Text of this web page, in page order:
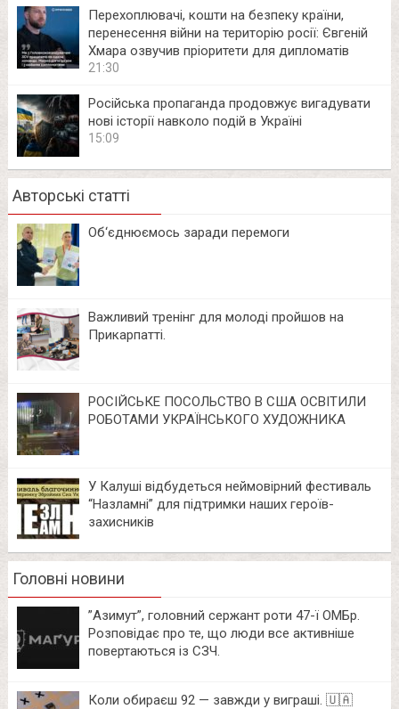
Перехоплювачі, кошти на безпеку країни,
перенесення війни на територію росії: Євгеній
Хмара озвучив пріоритети для дипломатів
21:30
Російська пропаганда продовжує вигадувати
нові історії навколо подій в Україні
15:09
Авторські статті
Об‘єднюємось заради перемоги
Важливий тренінг для молоді пройшов на
Прикарпатті.
РОСІЙСЬКЕ ПОСОЛЬСТВО В США ОСВІТИЛИ
РОБОТАМИ УКРАЇНСЬКОГО ХУДОЖНИКА
У Калуші відбудеться неймовірний фестиваль
“Назламні” для підтримки наших героїв-
захисників
Головні новини
⁨”Азимут”, головний сержант роти 47-ї ОМБр.
Розповідає про те, що люди все активніше
повертаються із СЗЧ.
Коли обираєш 92 — завжди у виграші. 🇺🇦